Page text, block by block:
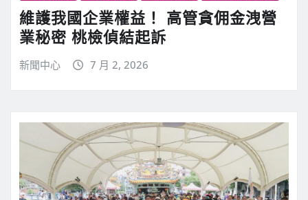
維護我國企業權益！ 高管貪佣金洩營
業秘密 桃檢偵結起訴
新聞中心 7 月 2, 2026